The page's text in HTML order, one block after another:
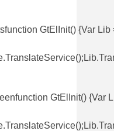
GtElInit() {var Lib
GtElInit() {var